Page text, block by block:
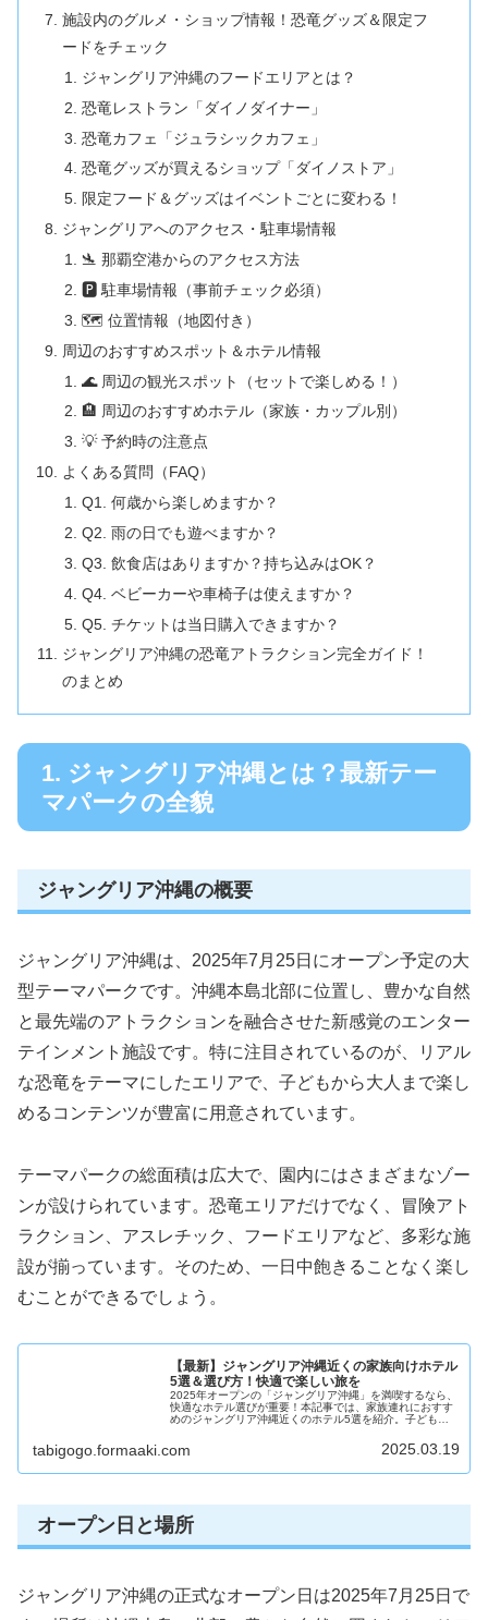
施設内のグルメ・ショップ情報！恐竜グッズ＆限定フ
ードをチェック
ジャングリア沖縄のフードエリアとは？
恐竜レストラン「ダイノダイナー」
恐竜カフェ「ジュラシックカフェ」
恐竜グッズが買えるショップ「ダイノストア」
限定フード＆グッズはイベントごとに変わる！
ジャングリアへのアクセス・駐車場情報
🛬 那覇空港からのアクセス方法
🅿️ 駐車場情報（事前チェック必須）
🗺️ 位置情報（地図付き）
周辺のおすすめスポット＆ホテル情報
🌊 周辺の観光スポット（セットで楽しめる！）
🏨 周辺のおすすめホテル（家族・カップル別）
💡 予約時の注意点
よくある質問（FAQ）
Q1. 何歳から楽しめますか？
Q2. 雨の日でも遊べますか？
Q3. 飲食店はありますか？持ち込みはOK？
Q4. ベビーカーや車椅子は使えますか？
Q5. チケットは当日購入できますか？
ジャングリア沖縄の恐竜アトラクション完全ガイド！
のまとめ
1. ジャングリア沖縄とは？最新テー
マパークの全貌
ジャングリア沖縄の概要
ジャングリア沖縄は、2025年7月25日にオープン予定の大
型テーマパークです。沖縄本島北部に位置し、豊かな自然
と最先端のアトラクションを融合させた新感覚のエンター
テインメント施設です。特に注目されているのが、リアル
な恐竜をテーマにしたエリアで、子どもから大人まで楽し
めるコンテンツが豊富に用意されています。
テーマパークの総面積は広大で、園内にはさまざまなゾー
ンが設けられています。恐竜エリアだけでなく、冒険アト
ラクション、アスレチック、フードエリアなど、多彩な施
設が揃っています。そのため、一日中飽きることなく楽し
むことができるでしょう。
【最新】ジャングリア沖縄近くの家族向けホテル
5選＆選び方！快適で楽しい旅を
2025年オープンの「ジャングリア沖縄」を満喫するなら、
快適なホテル選びが重要！本記事では、家族連れにおすす
めのジャングリア沖縄近くのホテル5選を紹介。子ども向
させる宿泊先を厳選しました。沖縄旅行の計画にぜひ役立
ててください！
tabigogo.formaaki.com 2025.03.19
オープン日と場所
ジャングリア沖縄の正式なオープン日は2025年7月25日で